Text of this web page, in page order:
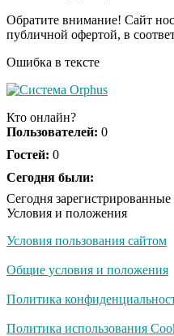
Обратите внимание! Сайт
публичной офертой, в
Ошибка в тексте
Кто онлайн?
Пользователей: 0
Гостей: 0
Сегодня были:
Сегодня
Условия и положения
Условия пользования сайтом
Общие условия и положения
Политика
Политика использования